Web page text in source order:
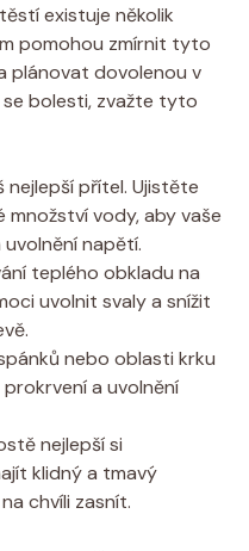
existuje několik
pomohou zmírnit tyto
plánovat dovolenou v
se bolesti, zvažte tyto
nejlepší přítel. Ujistěte
vody, aby vaše
napětí.
teplého obkladu na
uvolnit svaly a snížit
nebo oblasti krku
a uvolnění
nejlepší si
klidný a tmavý
chvíli zasnít.